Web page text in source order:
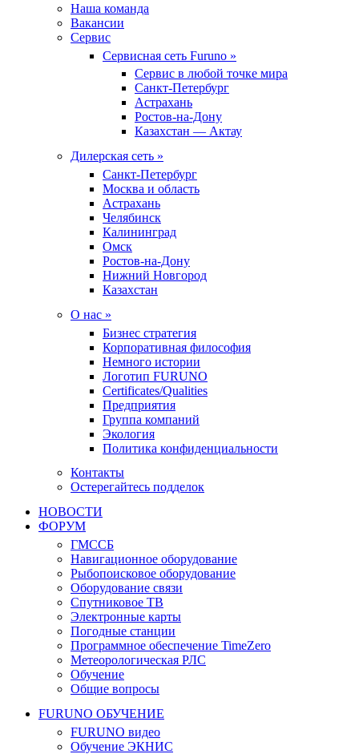
Наша команда
Вакансии
Сервис
Сервисная сеть Furuno »
Сервис в любой точке мира
Санкт-Петербург
Астрахань
Ростов-на-Дону
Казахстан — Актау
Дилерская сеть »
Санкт-Петербург
Москва и область
Астрахань
Челябинск
Калининград
Омск
Ростов-на-Дону
Нижний Новгород
Казахстан
О нас »
Бизнес стратегия
Корпоративная философия
Немного истории
Логотип FURUNO
Certificates/Qualities
Предприятия
Группа компаний
Экология
Политика конфиденциальности
Контакты
Остерегайтесь подделок
НОВОСТИ
ФОРУМ
ГМССБ
Навигационное оборудование
Рыбопоисковое оборудование
Оборудование связи
Спутниковое ТВ
Электронные карты
Погодные станции
Программное обеспечение TimeZero
Метеорологическая РЛС
Обучение
Общие вопросы
FURUNO ОБУЧЕНИЕ
FURUNO видео
Обучение ЭКНИС